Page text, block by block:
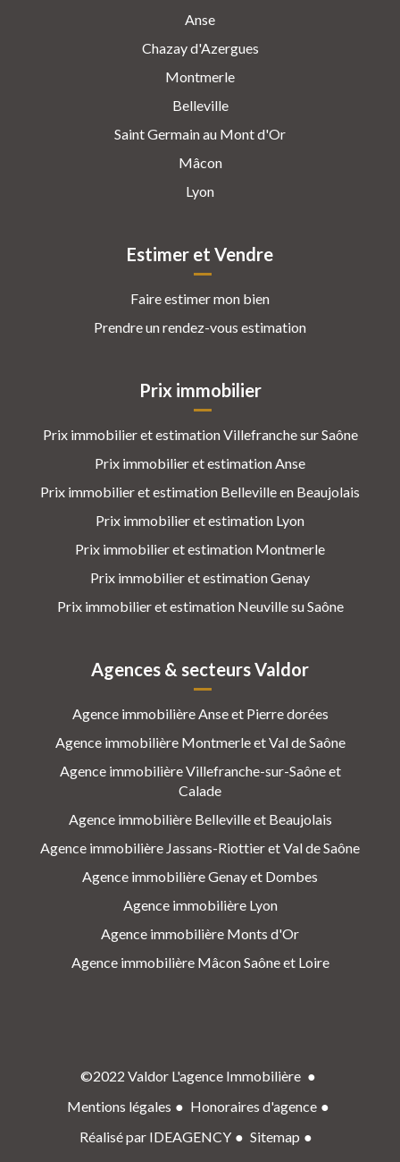
Anse
Chazay d'Azergues
Montmerle
Belleville
Saint Germain au Mont d'Or
Mâcon
Lyon
Estimer et Vendre
Faire estimer mon bien
Prendre un rendez-vous estimation
Prix immobilier
Prix immobilier et estimation Villefranche sur Saône
Prix immobilier et estimation Anse
Prix immobilier et estimation Belleville en Beaujolais
Prix immobilier et estimation Lyon
Prix immobilier et estimation Montmerle
Prix immobilier et estimation Genay
Prix immobilier et estimation Neuville su Saône
Agences & secteurs Valdor
Agence immobilière Anse et Pierre dorées
Agence immobilière Montmerle et Val de Saône
Agence immobilière Villefranche-sur-Saône et
Calade
Agence immobilière Belleville et Beaujolais
Agence immobilière Jassans-Riottier et Val de Saône
Agence immobilière Genay et Dombes
Agence immobilière Lyon
Agence immobilière Monts d'Or
Agence immobilière Mâcon Saône et Loire
©2022 Valdor L'agence Immobilière
Mentions légales
Honoraires d'agence
Réalisé par IDEAGENCY
Sitemap